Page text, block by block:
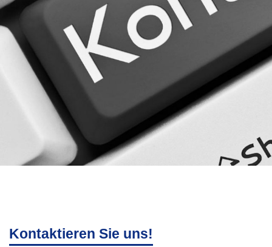
Kontaktieren Sie uns!